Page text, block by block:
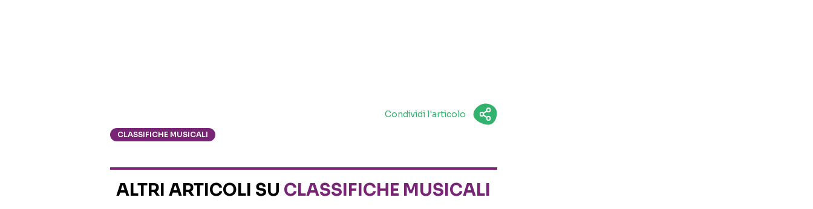
Condividi l'articolo
CLASSIFICHE MUSICALI
ALTRI ARTICOLI SU CLASSIFICHE MUSICALI